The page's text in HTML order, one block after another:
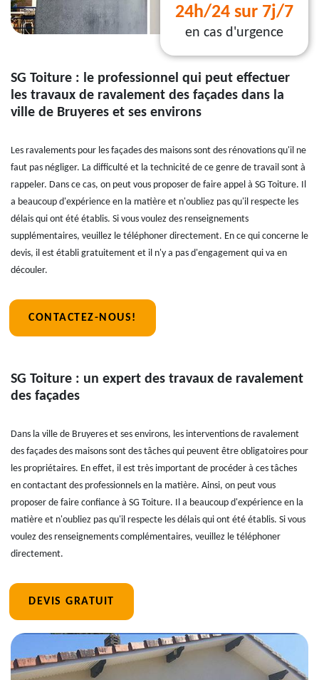
24h/24 sur 7j/7
en cas d'urgence
SG Toiture : le professionnel qui peut effectuer
les travaux de ravalement des façades dans la
ville de Bruyeres et ses environs
Les ravalements pour les façades des maisons sont des rénovations qu'il ne
faut pas négliger. La difficulté et la technicité de ce genre de travail sont à
rappeler. Dans ce cas, on peut vous proposer de faire appel à SG Toiture. Il
a beaucoup d'expérience en la matière et n'oubliez pas qu'il respecte les
délais qui ont été établis. Si vous voulez des renseignements
supplémentaires, veuillez le téléphoner directement. En ce qui concerne le
devis, il est établi gratuitement et il n'y a pas d'engagement qui va en
découler.
CONTACTEZ-NOUS!
SG Toiture : un expert des travaux de ravalement
des façades
Dans la ville de Bruyeres et ses environs, les interventions de ravalement
des façades des maisons sont des tâches qui peuvent être obligatoires pour
les propriétaires. En effet, il est très important de procéder à ces tâches
en contactant des professionnels en la matière. Ainsi, on peut vous
proposer de faire confiance à SG Toiture. Il a beaucoup d'expérience en la
matière et n'oubliez pas qu'il respecte les délais qui ont été établis. Si vous
voulez des renseignements complémentaires, veuillez le téléphoner
directement.
DEVIS GRATUIT